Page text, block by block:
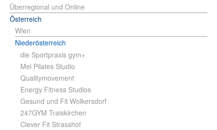
Überregional und Online
Österreich
Wien
Niederösterreich
die Sportpraxis gym+
Mel Pilates Studio
Qualitymovement
Energy Fitness Studios
Gesund und Fit Wolkersdorf
247GYM Traiskirchen
Clever Fit Strasshof